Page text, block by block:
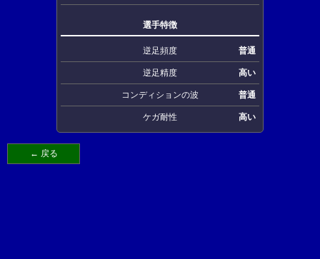
選手特徴
普通
逆足頻度
高い
逆足精度
普通
コンディションの波
高い
ケガ耐性
← 戻る